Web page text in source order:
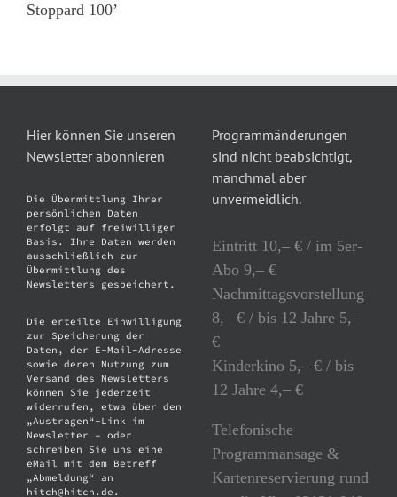
Stoppard 100’
Hier können Sie unseren
Newsletter abonnieren
Die Übermittlung Ihrer
persönlichen Daten
erfolgt auf freiwilliger
Basis. Ihre Daten werden
ausschließlich zur
Übermittlung des
Newsletters gespeichert.
Die erteilte Einwilligung
zur Speicherung der
Daten, der E-Mail-Adresse
sowie deren Nutzung zum
Versand des Newsletters
können Sie jederzeit
widerrufen, etwa über den
„Austragen“-Link im
Newsletter – oder
schreiben Sie uns eine
eMail mit dem Betreff
„Abmeldung“ an
hitch@hitch.de.
Programmänderungen
sind nicht beabsichtigt,
manchmal aber
unvermeidlich.
Eintritt 10,– € / im 5er-
Abo 9,– €
Nachmittagsvorstellung
8,– € / bis 12 Jahre 5,–
€
Kinderkino 5,– € / bis
12 Jahre 4,– €
Telefonische
Programmansage &
Kartenreservierung rund